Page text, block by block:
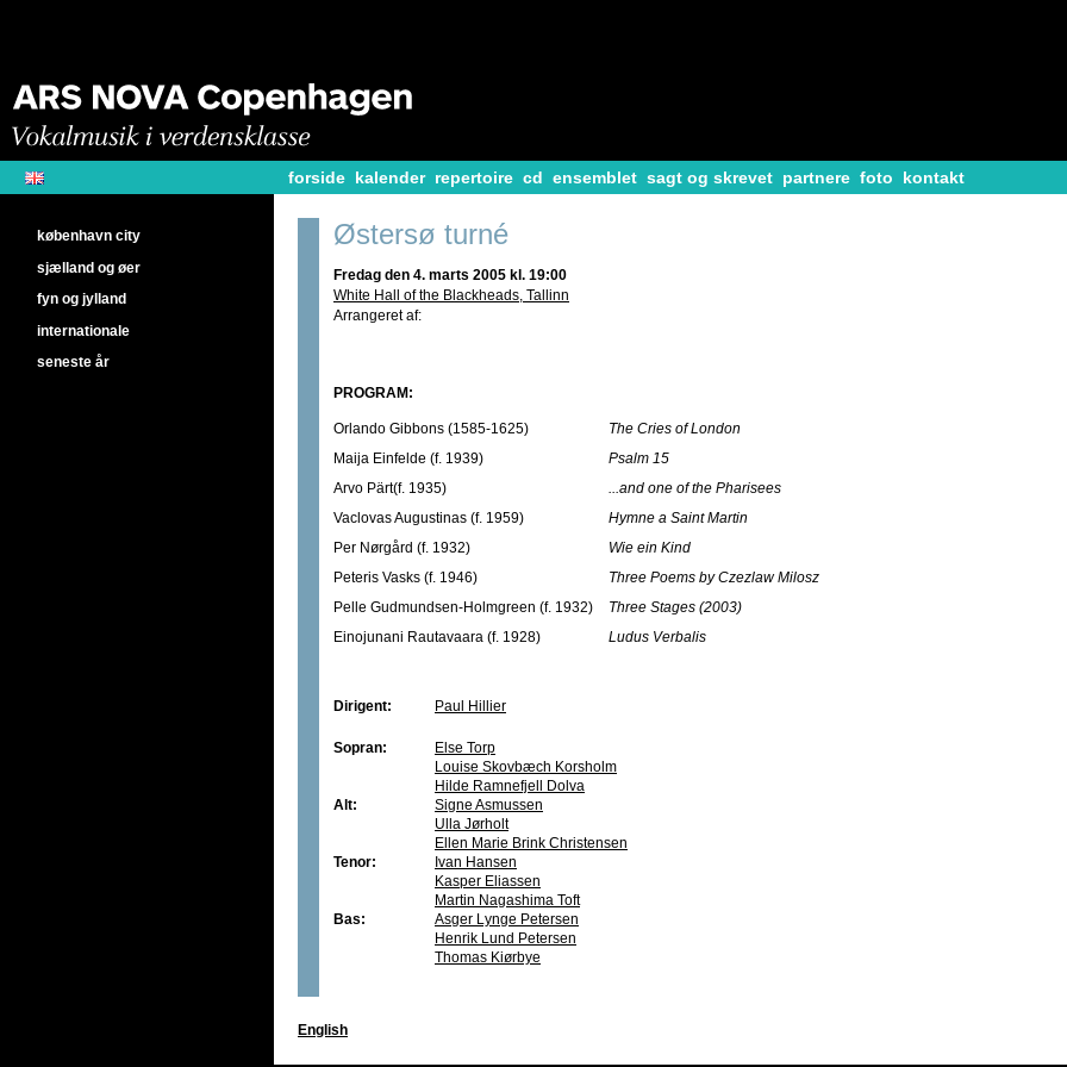
forside kalender repertoire cd ensemblet sagt og skrevet partnere foto kontakt
Østersø turné
Fredag den 4. marts 2005 kl. 19:00
White Hall of the Blackheads, Tallinn
Arrangeret af:
PROGRAM:
Orlando Gibbons (1585-1625)
The Cries of London
Maija Einfelde (f. 1939)
Psalm 15
Arvo Pärt(f. 1935)
...and one of the Pharisees
Vaclovas Augustinas (f. 1959)
Hymne a Saint Martin
Per Nørgård (f. 1932)
Wie ein Kind
Peteris Vasks (f. 1946)
Three Poems by Czezlaw Milosz
Pelle Gudmundsen-Holmgreen (f. 1932)
Three Stages (2003)
Einojunani Rautavaara (f. 1928)
Ludus Verbalis
Dirigent: Paul Hillier
Sopran:
Else Torp
Louise Skovbæch Korsholm
Hilde Ramnefjell Dolva
Alt:
Signe Asmussen
Ulla Jørholt
Ellen Marie Brink Christensen
Tenor:
Ivan Hansen
Kasper Eliassen
Martin Nagashima Toft
Bas:
Asger Lynge Petersen
Henrik Lund Petersen
Thomas Kiørbye
English
københavn city
sjælland og øer
fyn og jylland
internationale
seneste år